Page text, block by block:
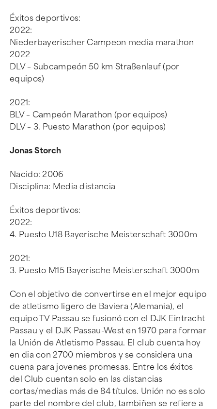
Éxitos deportivos:
2022:
Niederbayerischer Campeon media marathon
2022
DLV – Subcampeón 50 km Straßenlauf (por
equipos)
2021:
BLV – Campeón Marathon (por equipos)
DLV – 3. Puesto Marathon (por equipos)
Jonas Storch
Nacido: 2006
Disciplina: Media distancia
Éxitos deportivos:
2022:
4. Puesto U18 Bayerische Meisterschaft 3000m
2021:
3. Puesto M15 Bayerische Meisterschaft 3000m
Con el objetivo de convertirse en el mejor equipo
de atletismo ligero de Baviera (Alemania), el
equipo TV Passau se fusionó con el DJK Eintracht
Passau y el DJK Passau-West en 1970 para formar
la Unión de Atletismo Passau. El club cuenta hoy
en dia con 2700 miembros y se considera una
cuena para jovenes promesas. Entre los éxitos
del Club cuentan solo en las distancias
cortas/medias más de 84 títulos. Unión no es solo
parte del nombre del club, tambiñen se refiere a